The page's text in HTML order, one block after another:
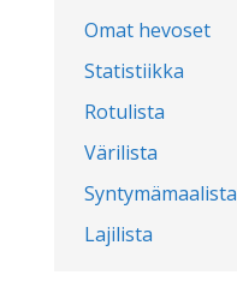
Omat hevoset
Statistiikka
Rotulista
Värilista
Syntymämaalista
Lajilista